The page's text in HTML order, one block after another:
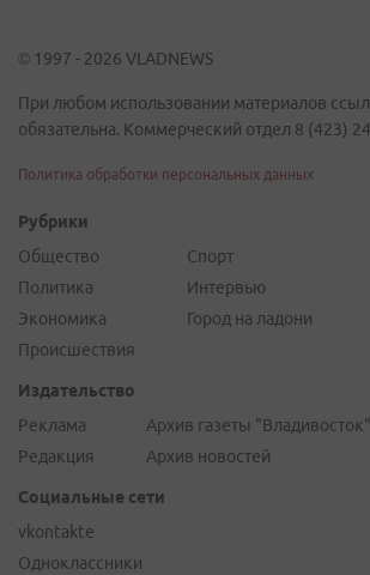
© 1997 - 2026 VLADNEWS
При любом использовании материалов
обязательна. Коммерческий отдел 8 (423)
Политика обработки персональных данных
Рубрики
Общество
Политика
Экономика
Происшествия
Спорт
Интервью
Город на ладони
Издательство
Реклама
Редакция
Архив газеты "Владивосток"
Архив новостей
Социальные сети
vkontakte
Одноклассники